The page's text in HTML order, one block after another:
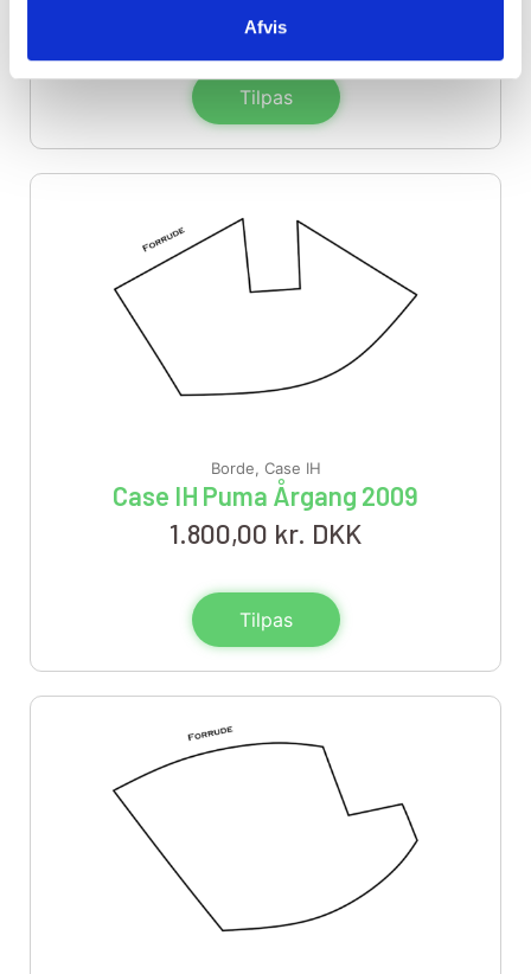
Afvis
Tilpas
Borde, Case IH
Case IH Puma Årgang 2009
1.800,00 kr. DKK
Tilpas